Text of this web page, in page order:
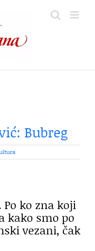
Bubreg
Po ko zna koji
kako smo po
vezani, čak